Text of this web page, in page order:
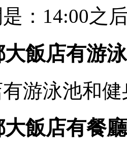
：14:00之
飯店有游
游泳池和
飯店有餐